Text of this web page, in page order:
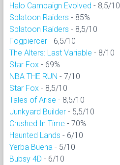
Halo Campaign Evolved - 8,5/10
Splatoon Raiders - 85%
Splatoon Raiders - 8,5/10
Fogpiercer - 6,5/10
The Alters: Last Variable - 8/10
Star Fox - 69%
NBA THE RUN - 7/10
Star Fox - 8,5/10
Tales of Arise - 8,5/10
Junkyard Builder - 5,5/10
Crushed In Time - 70%
Haunted Lands - 6/10
Yerba Buena - 5/10
Bubsy 4D - 6/10